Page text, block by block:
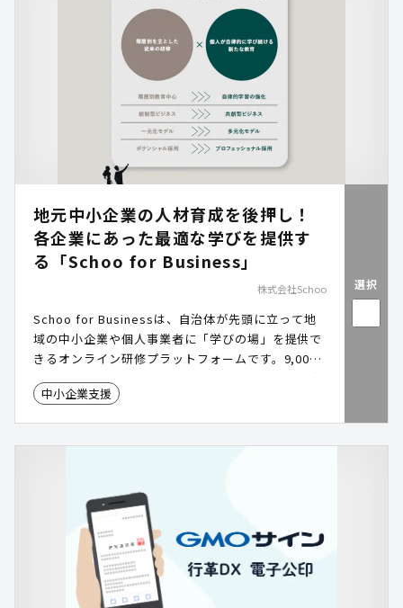
地元中小企業の人材育成を後押し！
各企業にあった最適な学びを提供す
る「Schoo for Business」
株式会社Schoo
Schoo for Businessは、自治体が先頭に立って地
域の中小企業や個人事業者に「学びの場」を提供で
きるオンライン研修プラットフォームです。9,000
本以上の授業を通じて、経営・デジタル・人材育成
など幅広いテーマを学習可能。各企業の実情や社員
中小企業支援
選択